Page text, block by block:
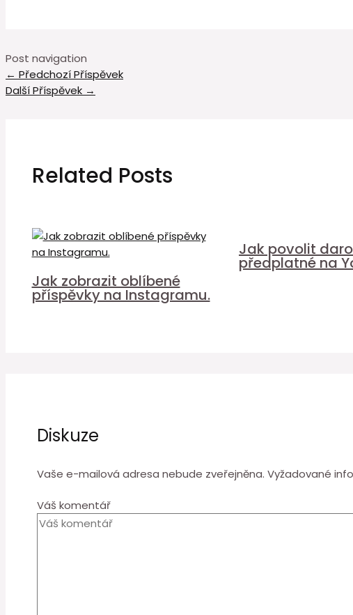
Post navigation
← Předchozí Příspěvek
Další Příspěvek →
Related Posts
Jak zobrazit oblíbené
příspěvky na Instagramu.
Jak povolit
předplatné na
Diskuze
Vaše e-mailová adresa nebude zveřejněna. Vyžadované
Váš komentář